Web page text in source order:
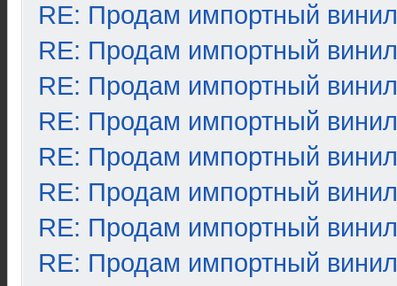
RE: Продам импортный винил
RE: Продам импортный винил
RE: Продам импортный винил
RE: Продам импортный винил
RE: Продам импортный винил
RE: Продам импортный винил
RE: Продам импортный винил
RE: Продам импортный винил